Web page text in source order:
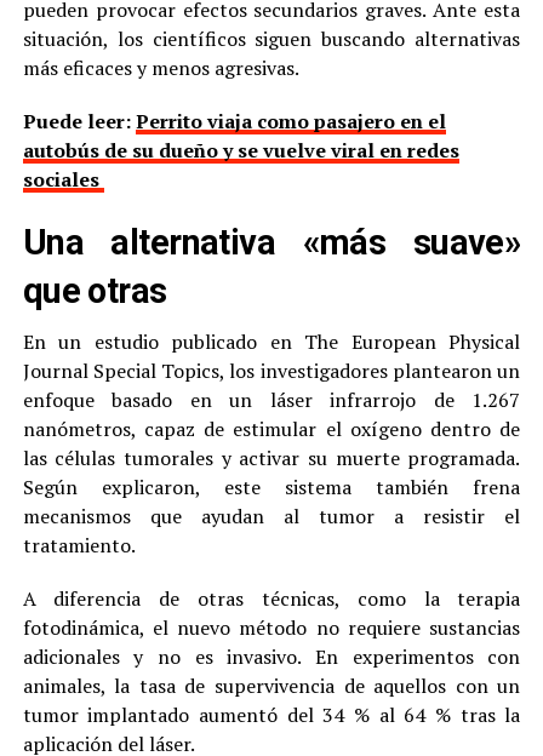
pueden provocar efectos secundarios graves. Ante esta
situación, los científicos siguen buscando alternativas
más eficaces y menos agresivas.
Puede leer:Perrito viaja como pasajero en el
autobús de su dueño y se vuelve viral en redes
sociales
Una alternativa «más suave»
que otras
En un estudio publicado en The European Physical
Journal Special Topics, los investigadores plantearon un
enfoque basado en un láser infrarrojo de 1.267
nanómetros, capaz de estimular el oxígeno dentro de
las células tumorales y activar su muerte programada.
Según explicaron, este sistema también frena
mecanismos que ayudan al tumor a resistir el
tratamiento.
A diferencia de otras técnicas, como la terapia
fotodinámica, el nuevo método no requiere sustancias
adicionales y no es invasivo. En experimentos con
animales, la tasa de supervivencia de aquellos con un
tumor implantado aumentó del 34 % al 64 % tras la
aplicación del láser.